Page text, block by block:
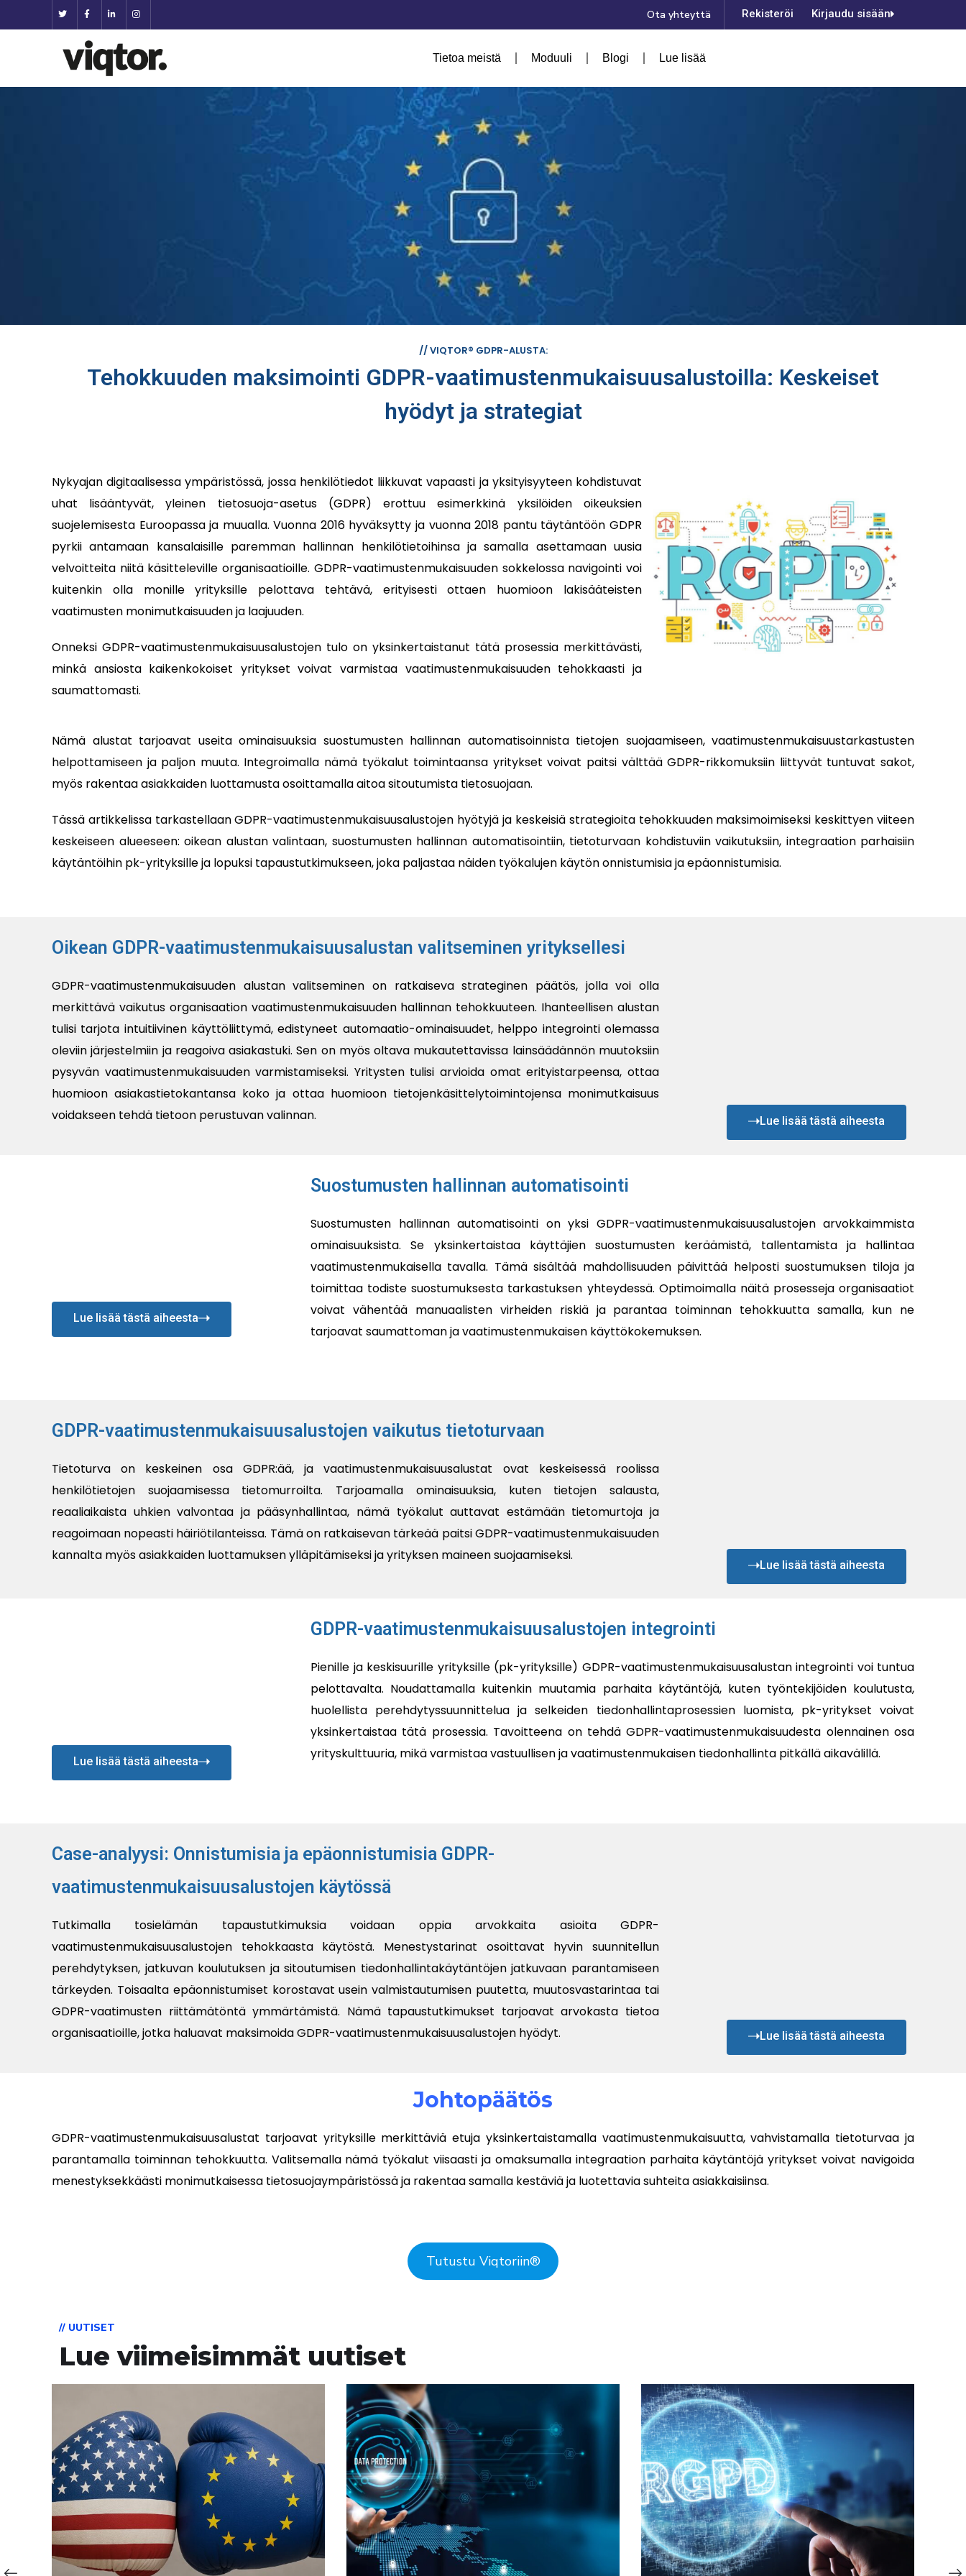
Ota yhteyttä Rekisteröinti Kirjaudu sisään
Tietoa meistä Moduuli Blogi Lue lisää
// VIQTOR® GDPR-ALUSTA:
Tehokkuuden maksimointi GDPR-vaatimustenmukaisuusalustoilla: Keskeiset
hyödyt ja strategiat
Nykyajan digitaalisessa ympäristössä, jossa henkilötiedot liikkuvat vapaasti ja yksityisyyteen kohdistuvat
uhat lisääntyvät, yleinen tietosuoja-asetus (GDPR) erottuu esimerkkinä yksilöiden oikeuksien
suojelemisesta Euroopassa ja muualla. Vuonna 2016 hyväksytty ja vuonna 2018 pantu täytäntöön GDPR
pyrkii antamaan kansalaisille paremman hallinnan henkilötietoihinsa ja samalla asettamaan uusia
velvoitteita niitä käsitteleville organisaatioille. GDPR-vaatimustenmukaisuuden sokkelossa navigointi voi
kuitenkin olla monille yrityksille pelottava tehtävä, erityisesti ottaen huomioon lakisääteisten
vaatimusten monimutkaisuuden ja laajuuden.
Onneksi GDPR-vaatimustenmukaisuusalustojen tulo on yksinkertaistanut tätä prosessia merkittävästi,
minkä ansiosta kaikenkokoiset yritykset voivat varmistaa vaatimustenmukaisuuden tehokkaasti ja
saumattomasti.
Nämä alustat tarjoavat useita ominaisuuksia suostumusten hallinnan automatisoinnista tietojen suojaamiseen, vaatimustenmukaisuustarkastusten
helpottamiseen ja paljon muuta. Integroimalla nämä työkalut toimintaansa yritykset voivat paitsi välttää GDPR-rikkomuksiin liittyvät tuntuvat sakot,
myös rakentaa asiakkaiden luottamusta osoittamalla aitoa sitoutumista tietosuojaan.
Tässä artikkelissa tarkastellaan GDPR-vaatimustenmukaisuusalustojen hyötyjä ja keskeisiä strategioita tehokkuuden maksimoimiseksi keskittyen viiteen
keskeiseen alueeseen: oikean alustan valintaan, suostumusten hallinnan automatisointiin, tietoturvaan kohdistuviin vaikutuksiin, integraation parhaisiin
käytäntöihin pk-yrityksille ja lopuksi tapaustutkimukseen, joka paljastaa näiden työkalujen käytön onnistumisia ja epäonnistumisia.
Oikean GDPR-vaatimustenmukaisuusalustan valitseminen yrityksellesi
GDPR-vaatimustenmukaisuuden alustan valitseminen on ratkaiseva strateginen päätös, jolla voi olla
merkittävä vaikutus organisaation vaatimustenmukaisuuden hallinnan tehokkuuteen. Ihanteellisen alustan
tulisi tarjota intuitiivinen käyttöliittymä, edistyneet automaatio-ominaisuudet, helppo integrointi olemassa
oleviin järjestelmiin ja reagoiva asiakastuki. Sen on myös oltava mukautettavissa lainsäädännön muutoksiin
pysyvän vaatimustenmukaisuuden varmistamiseksi. Yritysten tulisi arvioida omat erityistarpeensa, ottaa
huomioon asiakastietokantansa koko ja ottaa huomioon tietojenkäsittelytoimintojensa monimutkaisuus
voidakseen tehdä tietoon perustuvan valinnan.
Lue lisää tästä aiheesta
Lue lisää tästä aiheesta
Suostumusten hallinnan automatisointi
Suostumusten hallinnan automatisointi on yksi GDPR-vaatimustenmukaisuusalustojen arvokkaimmista
ominaisuuksista. Se yksinkertaistaa käyttäjien suostumusten keräämistä, tallentamista ja hallintaa
vaatimustenmukaisella tavalla. Tämä sisältää mahdollisuuden päivittää helposti suostumuksen tiloja ja
toimittaa todiste suostumuksesta tarkastuksen yhteydessä. Optimoimalla näitä prosesseja organisaatiot
voivat vähentää manuaalisten virheiden riskiä ja parantaa toiminnan tehokkuutta samalla, kun ne
tarjoavat saumattoman ja vaatimustenmukaisen käyttökokemuksen.
GDPR-vaatimustenmukaisuusalustojen vaikutus tietoturvaan
Tietoturva on keskeinen osa GDPR:ää, ja vaatimustenmukaisuusalustat ovat keskeisessä roolissa
henkilötietojen suojaamisessa tietomurroilta. Tarjoamalla ominaisuuksia, kuten tietojen salausta,
reaaliaikaista uhkien valvontaa ja pääsynhallintaa, nämä työkalut auttavat estämään tietomurtoja ja
reagoimaan nopeasti häiriötilanteissa. Tämä on ratkaisevan tärkeää paitsi GDPR-vaatimustenmukaisuuden
kannalta myös asiakkaiden luottamuksen ylläpitämiseksi ja yrityksen maineen suojaamiseksi.
Lue lisää tästä aiheesta
Lue lisää tästä aiheesta
GDPR-vaatimustenmukaisuusalustojen integrointi
Pienille ja keskisuurille yrityksille (pk-yrityksille) GDPR-vaatimustenmukaisuusalustan integrointi voi tuntua
pelottavalta. Noudattamalla kuitenkin muutamia parhaita käytäntöjä, kuten työntekijöiden koulutusta,
huolellista perehdytyssuunnittelua ja selkeiden tiedonhallintaprosessien luomista, pk-yritykset voivat
yksinkertaistaa tätä prosessia. Tavoitteena on tehdä GDPR-vaatimustenmukaisuudesta olennainen osa
yrityskulttuuria, mikä varmistaa vastuullisen ja vaatimustenmukaisen tiedonhallinta pitkällä aikavälillä.
Case-analyysi: Onnistumisia ja epäonnistumisia GDPR-
vaatimustenmukaisuusalustojen käytössä
Tutkimalla tosielämän tapaustutkimuksia voidaan oppia arvokkaita asioita GDPR-
vaatimustenmukaisuusalustojen tehokkaasta käytöstä. Menestystarinat osoittavat hyvin suunnitellun
perehdytyksen, jatkuvan koulutuksen ja sitoutumisen tiedonhallintakäytäntöjen jatkuvaan parantamiseen
tärkeyden. Toisaalta epäonnistumiset korostavat usein valmistautumisen puutetta, muutosvastarintaa tai
GDPR-vaatimusten riittämätöntä ymmärtämistä. Nämä tapaustutkimukset tarjoavat arvokasta tietoa
organisaatioille, jotka haluavat maksimoida GDPR-vaatimustenmukaisuusalustojen hyödyt.
Lue lisää tästä aiheesta
Johtopäätös
GDPR-vaatimustenmukaisuusalustat tarjoavat yrityksille merkittäviä etuja yksinkertaistamalla vaatimustenmukaisuutta, vahvistamalla tietoturvaa ja
parantamalla toiminnan tehokkuutta. Valitsemalla nämä työkalut viisaasti ja omaksumalla integraation parhaita käytäntöjä yritykset voivat navigoida
menestyksekkäästi monimutkaisessa tietosuojaympäristössä ja rakentaa samalla kestäviä ja luotettavia suhteita asiakkaisiinsa.
Tutustu Viqtoriin®
// UUTISET
Lue viimeisimmät uutiset